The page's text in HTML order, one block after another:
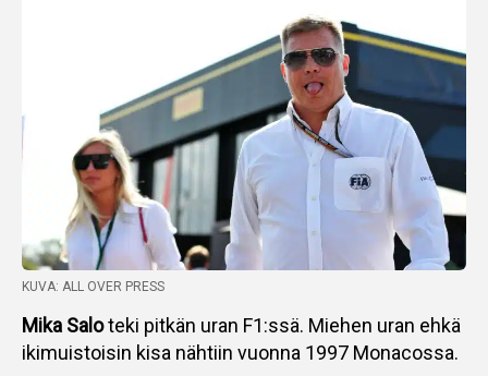
KUVA: ALL OVER PRESS
Mika Saloteki pitkän uran F1:ssä. Miehen uran ehkä
ikimuistoisin kisa nähtiin vuonna 1997 Monacossa.